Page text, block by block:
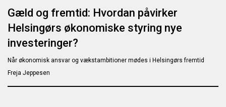
Gæld og fremtid: Hvordan påvirker
Helsingørs økonomiske styring nye
investeringer?
Når økonomisk ansvar og vækstambitioner mødes i Helsingørs fremtid
Freja Jeppesen